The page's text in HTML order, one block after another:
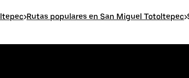
>Rutas populares en San Miguel Totoltepec>